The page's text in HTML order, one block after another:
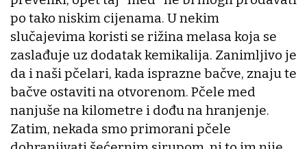
po tako niskim cijenama. U nekim
slučajevima koristi se rižina melasa koja se
zaslađuje uz dodatak kemikalija. Zanimljivo je
da i naši pčelari, kada isprazne bačve, znaju te
bačve ostaviti na otvorenom. Pčele med
nanjuše na kilometre i dođu na hranjenje.
Zatim, nekada smo primorani pčele